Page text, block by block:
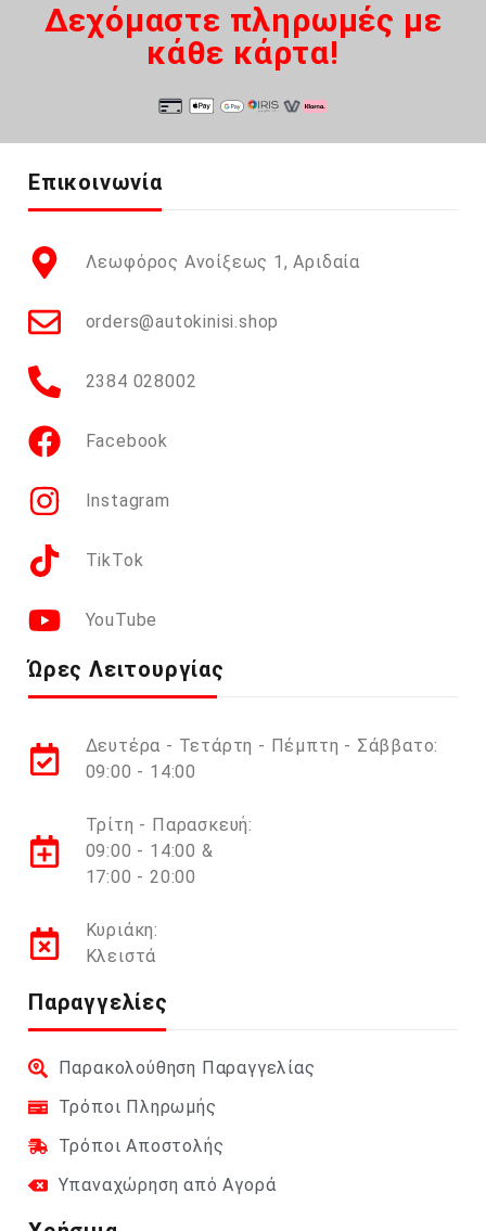
Δεχόμαστε πληρωμές με
κάθε κάρτα!
Επικοινωνία
Λεωφόρος Ανοίξεως 1, Αριδαία
orders@autokinisi.shop
2384 028002
Facebook
Instagram
TikTok
YouTube
Ώρες Λειτουργίας
Δευτέρα - Τετάρτη - Πέμπτη - Σάββατο:
09:00 - 14:00
Τρίτη - Παρασκευή:
09:00 - 14:00 &
17:00 - 20:00
Κυριάκη:
Κλειστά
Παραγγελίες
Παρακολούθηση Παραγγελίας
Τρόποι Πληρωμής
Τρόποι Αποστολής
Υπαναχώρηση από Αγορά